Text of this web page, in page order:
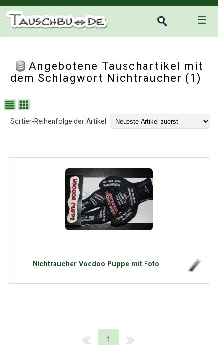
☰
Angebotene Tauschartikel mit
dem Schlagwort Nichtraucher (1)
Sortier-Reihenfolge der Artikel
Nichtraucher Voodoo Puppe mit Foto
1